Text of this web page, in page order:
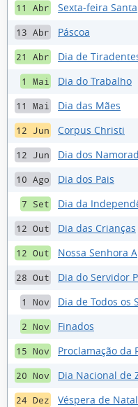
11 Abr Sexta-feira Santa
13 Abr Páscoa
21 Abr Dia de
1 Mai Dia do Trabalho
11 Mai Dia das Mães
12 Jun Corpus Christi
12 Jun Dia dos
10 Ago Dia dos Pais
7 Set Dia da
12 Out Dia das Crianças
12 Out Nossa Senhora
28 Out Dia do Servidor
1 Nov Dia de Todos os
2 Nov Finados
15 Nov Proclamação da
20 Nov Dia Nacional de
24 Dez Véspera de